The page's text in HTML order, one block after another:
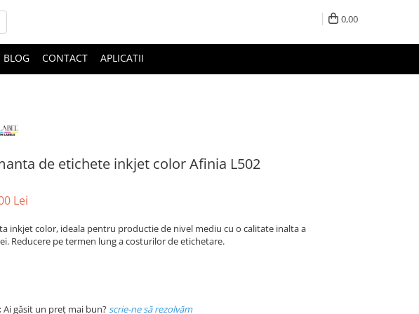
0,00
BLOG CONTACT APLICATII
de etichete inkjet color Afinia L502
Lei
inkjet color, ideala pentru productie de nivel mediu cu o calitate inalta a
Reducere pe termen lung a costurilor de etichetare.
Ai găsit un preț mai bun?scrie-ne să rezolvăm